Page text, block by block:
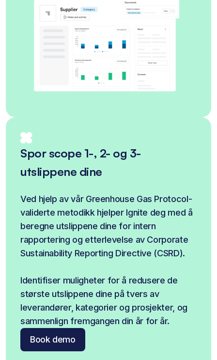
Spor scope 1-, 2- og 3-
utslippene dine
Ved hjelp av vår Greenhouse Gas Protocol-
validerte metodikk hjelper Ignite deg med å
beregne utslippene dine for intern
rapportering og etterlevelse av Corporate
Sustainability Reporting Directive (CSRD).
Identifiser muligheter for å redusere de
største utslippene dine på tvers av
leverandører, kategorier og prosjekter, og
sammenlign fremgangen din år for år.
Book demo